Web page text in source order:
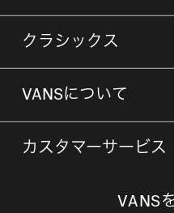
クラシックス
VANSについて
カスタマーサービス
VANS